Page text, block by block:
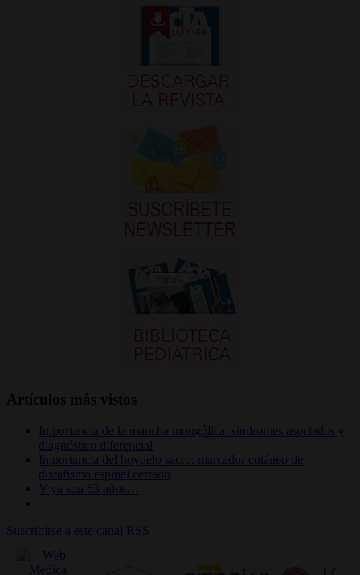
Artículos más vistos
Importancia de la mancha mongólica: síndromes asociados y
diagnóstico diferencial
Importancia del hoyuelo sacro: marcador cutáneo de
disrafismo espinal cerrado
Y ya son 63 años…
Suscribirse a este canal RSS